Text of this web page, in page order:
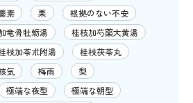
素 栗
根拠のない不安
竜骨牡蛎湯
桂枝加芍薬大黄湯
枝加苓朮附湯
桂枝茯苓丸
気 梅雨
梨
極端な夜型
極端な朝型